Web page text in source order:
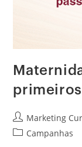
Marketing
Campanhas